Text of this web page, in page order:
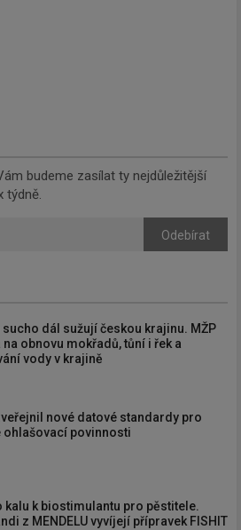
budeme zasílat ty nejdůležitější
týdně.
Odebírat
sucho dál sužují českou krajinu. MŽP
obnovu mokřadů, tůní i řek a
vody v krajině
nové datové standardy pro
ohlašovací povinnosti
kalu k biostimulantu pro pěstitele.
z MENDELU vyvíjejí přípravek FISHIT